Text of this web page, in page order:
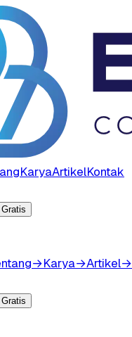
KaryaArtikelKontak
→Karya→Artikel→